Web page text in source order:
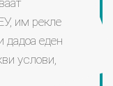
им рекле
дадоа еден
услови,